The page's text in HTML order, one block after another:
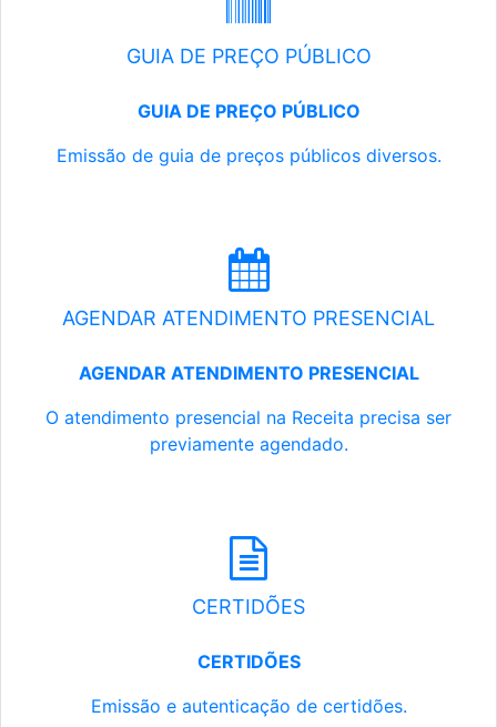
GUIA DE PREÇO PÚBLICO
GUIA DE PREÇO PÚBLICO
Emissão de guia de preços públicos diversos.
AGENDAR ATENDIMENTO PRESENCIAL
AGENDAR ATENDIMENTO PRESENCIAL
O atendimento presencial na Receita precisa ser
previamente agendado.
CERTIDÕES
CERTIDÕES
Emissão e autenticação de certidões.